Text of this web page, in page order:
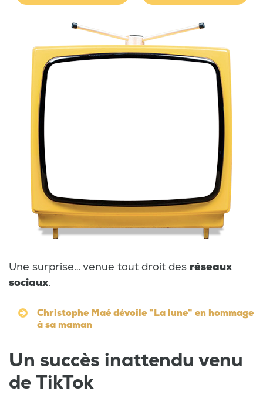
Une surprise… venue tout droit des réseaux
sociaux.
Christophe Maé dévoile "La lune" en hommage
à sa maman
Un succès inattendu venu
de TikTok